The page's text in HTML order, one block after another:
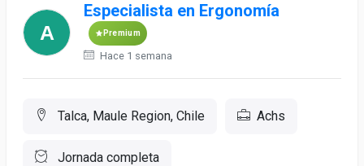
Especialista en Ergonomía
Premium
Hace 1 semana
Talca, Maule Region, Chile Achs
Jornada completa